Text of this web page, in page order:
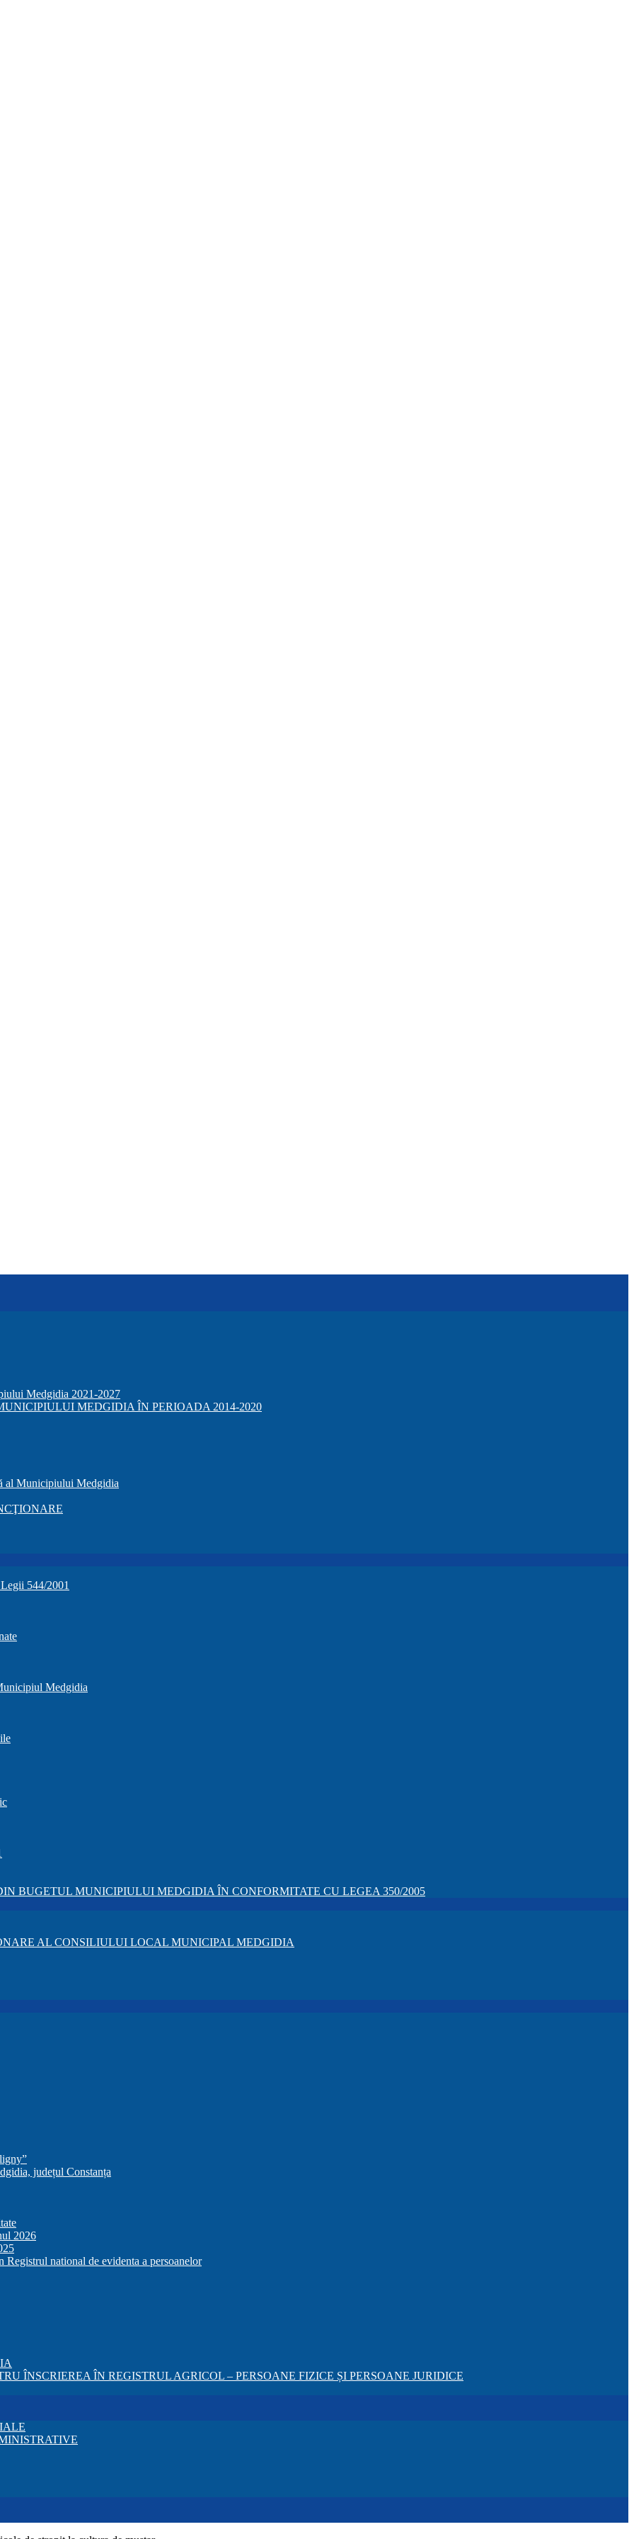
Medgidia 2021-2027
MEDGIDIA ÎN PERIOADA 2014-2020
al Municipiului Medgidia
544/2001
Medgidia
BUGETUL MUNICIPIULUI MEDGIDIA ÎN CONFORMITATE CU LEGEA 350/2005
AL CONSILIULUI LOCAL MUNICIPAL MEDGIDIA
județul Constanța
2026
national de evidenta a persoanelor
ÎNSCRIEREA ÎN REGISTRUL AGRICOL – PERSOANE FIZICE ȘI PERSOANE JURIDICE